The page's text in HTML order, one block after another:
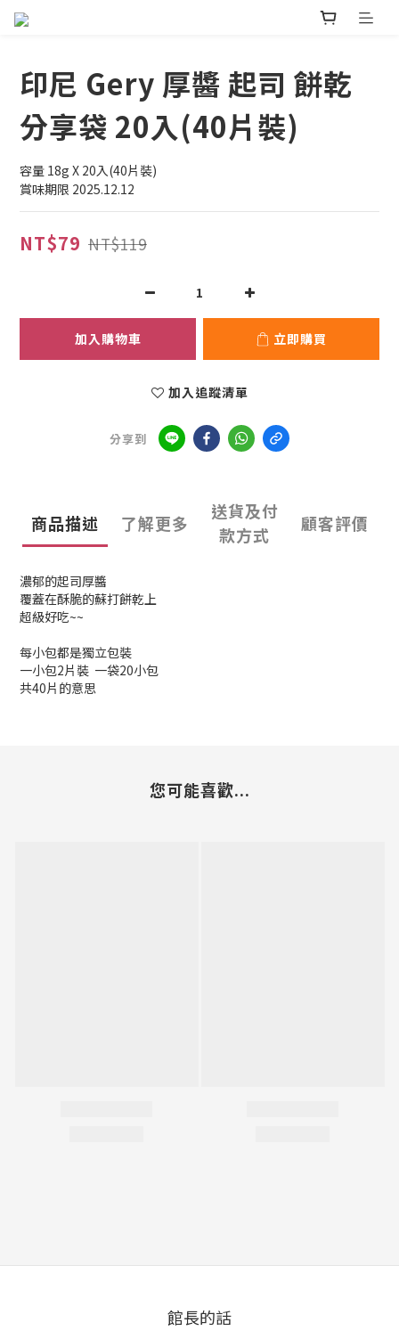
印尼 Gery 厚醬 起司 餅乾
分享袋 20入(40片裝)
容量 18g X 20入(40片裝)
賞味期限 2025.12.12
NT$79 NT$119
加入購物車 立即購買
加入追蹤清單
分享到
商品描述 了解更多
送貨及付
款方式
顧客評價
濃郁的起司厚醬
覆蓋在酥脆的蘇打餅乾上
超級好吃~~
每小包都是獨立包裝
一小包2片裝 一袋20小包
共40片的意思
您可能喜歡...
館長的話